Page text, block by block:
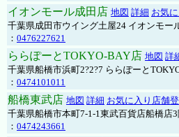
イオンモール成田店 地図 詳細 お気
千葉県成田市ウイング土屋24 イオンモー
： 0476227621
ららぽーとTOKYO-BAY店 地図 詳
千葉県船橋市浜町2?2?7 ららぽーと
： 0474101011
船橋東武店 地図 詳細 お気に入り店舗
千葉県船橋市本町7-1-1東武百貨店船橋店
： 0474243661